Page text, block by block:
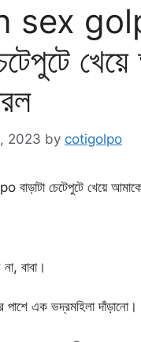
sex
2023 by cotigolpo
চেটেপুটে খেয়ে
বাবা।
পাশে এক ভদ্রমহিলা